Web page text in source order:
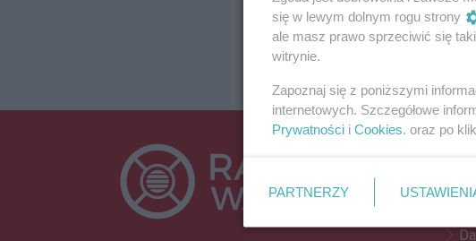
Reklama
się w lewym dolnym rogu strony
ale masz prawo sprzeciwić się
witrynie.
Zapoznaj się z poniższymi
internetowych. Szczegółowe
Prywatności i Cookies. oraz po
PARTNERZY